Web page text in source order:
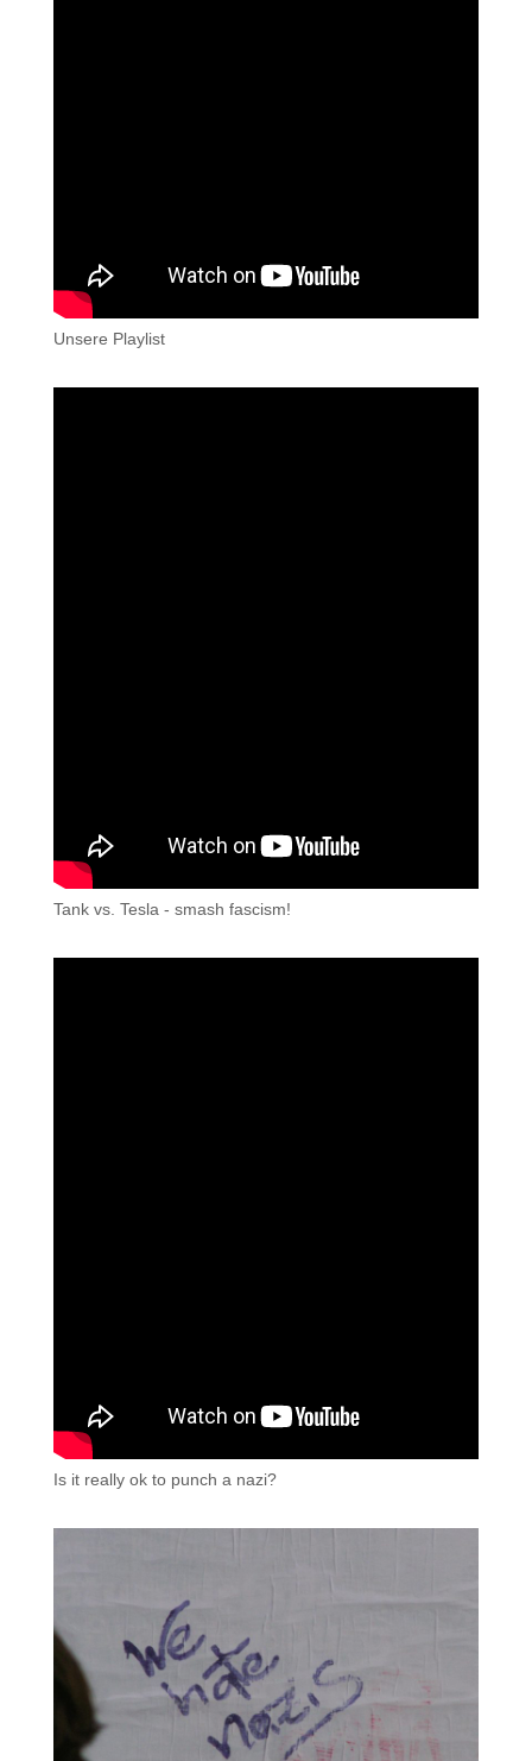
Unsere Playlist
Tank vs. Tesla - smash fascism!
Is it really ok to punch a nazi?